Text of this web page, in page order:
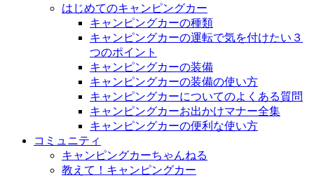
はじめてのキャンピングカー
キャンピングカーの種類
キャンピングカーの運転で気を付けたい３
つのポイント
キャンピングカーの装備
キャンピングカーの装備の使い方
キャンピングカーについてのよくある質問
キャンピングカーお出かけマナー全集
キャンピングカーの便利な使い方
コミュニティ
キャンピングカーちゃんねる
教えて！キャンピングカー